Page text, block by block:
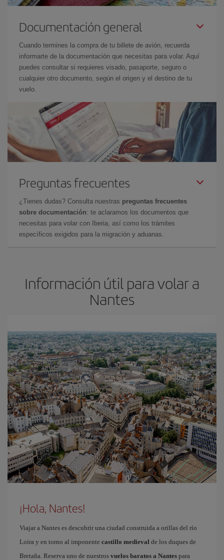
Documentación general
Cuando termines la compra de tu billete de avión, recuerda
informarte de la documentación que necesitas para volar. Aquí
puedes consultar si requieres visado, pasaporte, seguro o
cualquier otro documento, según el origen y el destino de tu
vuelo.
Preguntas frecuentes
¿Tienes dudas? Consulta nuestras preguntas frecuentes
sobre documentación: te aclaramos los documentos que
necesitas para volar con Iberia, así como los trámites
específicos exigidos para la migración y aduanas.
Información útil para volar a
Nantes
¡Hola, Nantes!
Viajar a Nantes es descubrir una ciudad construida a orillas del río
Loira y en torno al imponente castillo medieval de los duques de
Bretaña. Reserva uno de nuestros vuelos baratos a Nantes para